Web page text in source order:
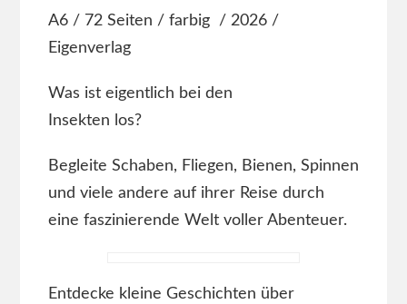
A6 / 72 Seiten / farbig / 2026 /
Eigenverlag
Was ist eigentlich bei den
Insekten los?
Begleite Schaben, Fliegen, Bienen, Spinnen
und viele andere auf ihrer Reise durch
eine faszinierende Welt voller Abenteuer.
Entdecke kleine Geschichten über